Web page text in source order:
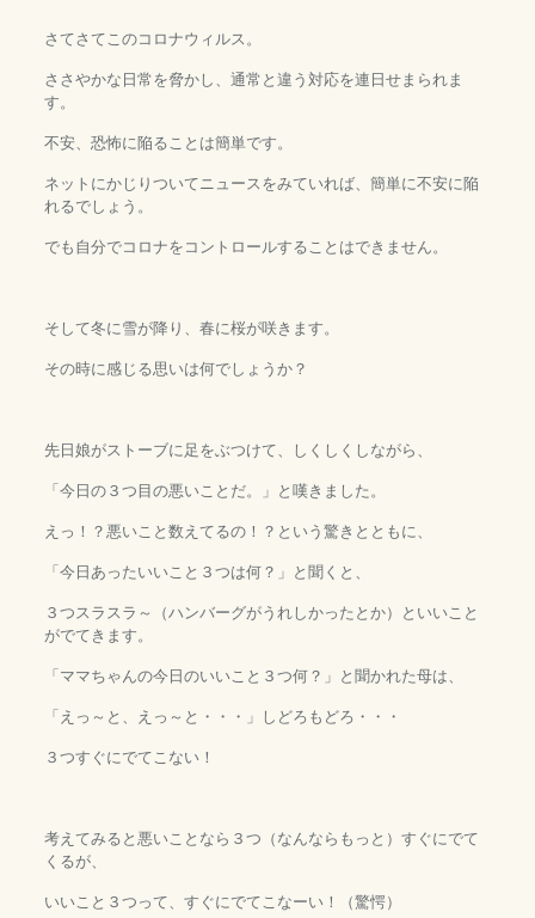
さてさてこのコロナウィルス。
ささやかな日常を脅かし、通常と違う対応を連日せまられま
す。
不安、恐怖に陥ることは簡単です。
ネットにかじりついてニュースをみていれば、簡単に不安に陥
れるでしょう。
でも自分でコロナをコントロールすることはできません。
そして冬に雪が降り、春に桜が咲きます。
その時に感じる思いは何でしょうか？
先日娘がストーブに足をぶつけて、しくしくしながら、
「今日の３つ目の悪いことだ。」と嘆きました。
えっ！？悪いこと数えてるの！？という驚きとともに、
「今日あったいいこと３つは何？」と聞くと、
３つスラスラ～（ハンバーグがうれしかったとか）といいこと
がでてきます。
「ママちゃんの今日のいいこと３つ何？」と聞かれた母は、
「えっ～と、えっ～と・・・」しどろもどろ・・・
３つすぐにでてこない！
考えてみると悪いことなら３つ（なんならもっと）すぐにでて
くるが、
いいこと３つって、すぐにでてこなーい！（驚愕）